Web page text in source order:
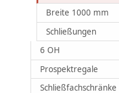
Breite 1000 mm
Schließungen
6 OH
Prospektregale
Schließfachschränke